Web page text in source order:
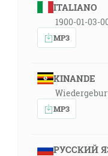
ITALIANO
1900-01-03-
MP3
KINANDE
MP3
РУССКИЙ